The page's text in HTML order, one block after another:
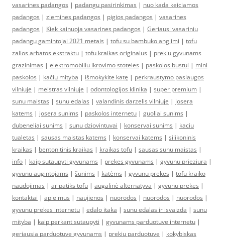
vasarines padangos | padangu pasirinkimas | nuo kada keiciamos
padangos | ziemines padangos | pigios padangos | vasarines
padangos | Kiek kainuoja vasarines padangos | Geriausi vasariniu
padangu gamintojai 2021 metais | tofu su bambuko anglimi | tofu
zalios arbatos ekstraktu | tofu kraikas originalus | prekiu gyvunams
grazinimas | elektromobiliu ikrovimo stoteles | paskolos bustui | mini
paskolos | kačių mityba | išmokykite katę | perkraustymo paslaugos
vilniuje | meistras vilniuje | odontologijos klinika | super premium |
sunu maistas | sunu edalas | valandinis darzelis vilniuje | josera
katems | josera sunims | paskolos internetu | guoliai sunims |
dubeneliai sunims | sunu dziovintuvai | konservai sunims | kaciu
tualetas | sausas maistas katems | konservai katems | silikoninis
kraikas | bentonitinis kraikas | kraikas tofu | sausas sunu maistas |
info | kaip sutaupyti gyvunams | prekes gyvunams | gyvunu prieziura |
gyvunu augintojams | šunims | katėms | gyvunu prekes | tofu kraiko
naudojimas | ar patiks tofu | augalinė alternatyva | gyvunu prekes |
kontaktai | apie mus | naujienos | nuorodos | nuorodos | nuorodos |
gyvunu prekes internetu | edalo itaka | sunu edalas ir isvaizda | sunu
mityba | kaip perkant sutaupyti | gyvunams parduotuve internetu |
geriausia parduotuve gyvunams | prekiu parduotuve | kokybiskas